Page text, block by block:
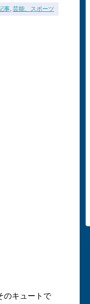
事 ,芸能、スポーツ
のキュートで